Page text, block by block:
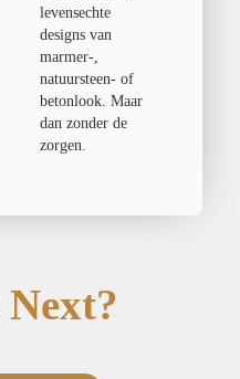
levensechte
designs van
marmer-,
natuursteen- of
betonlook. Maar
dan zonder de
zorgen.
Next?